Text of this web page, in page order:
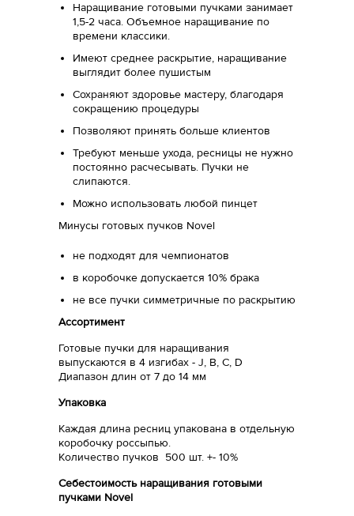
Наращивание готовыми пучками занимает
1,5-2 часа. Объемное наращивание по
времени классики.
Имеют среднее раскрытие, наращивание
выглядит более пушистым
Сохраняют здоровье мастеру, благодаря
сокращению процедуры
Позволяют принять больше клиентов
Требуют меньше ухода, ресницы не нужно
постоянно расчесывать. Пучки не
слипаются.
Можно использовать любой пинцет
Минусы готовых пучков Novel
не подходят для чемпионатов
в коробочке допускается 10% брака
не все пучки симметричные по раскрытию
Ассортимент
Готовые пучки для наращивания
выпускаются в 4 изгибах - J, B, C, D
Диапазон длин от 7 до 14 мм
Упаковка
Каждая длина ресниц упакована в отдельную
коробочку россыпью.
Количество пучков 500 шт. +- 10%
Себестоимость наращивания готовыми
пучками Novel